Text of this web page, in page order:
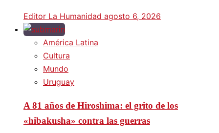
Editor La Humanidad agosto 6, 2026
América Latina
Cultura
Mundo
Uruguay
A 81 años de Hiroshima: el grito de los
«hibakusha» contra las guerras